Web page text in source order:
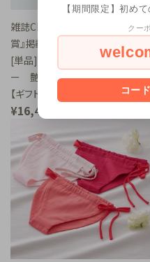
雑誌CREA『ベストお取り寄せ大
賞』掲載【国産プレミアムシルク】
[単品]女性用ふんどしランジェリ
ー 艶（絹100％シルクサテン）
【ギフトボックス付き限定商品】
¥16,400(税込)
【期間限定】初め
クー
コー